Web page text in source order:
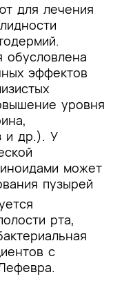
для лечения
обусловлена
эффектов
уровня
и др.). У
может
пузырей
рта,
с